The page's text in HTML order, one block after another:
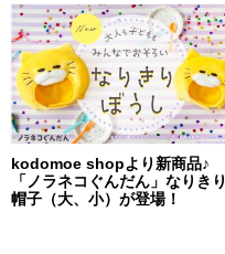
kodomoe shopより新商品♪
「ノラネコぐんだん」なりきり
帽子（大、小）が登場！